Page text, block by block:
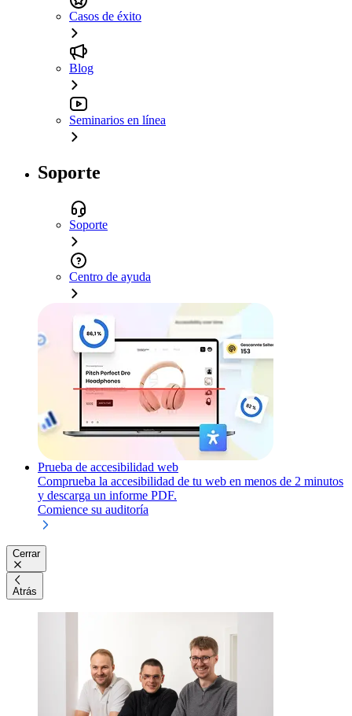
Casos de éxito
Blog
Seminarios en línea
Soporte
Soporte
Centro de ayuda
Prueba de accesibilidad web
Comprueba la accesibilidad de tu web en menos de 2 minutos
y descarga un informe PDF.
Comience su auditoría
Cerrar
Atrás